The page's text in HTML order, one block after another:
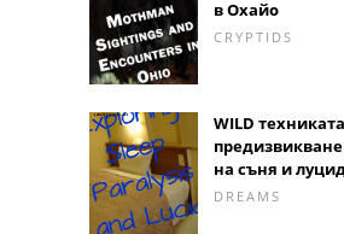
в Охайо
CRYPTIDS
WILD
на съня и
DREAMS